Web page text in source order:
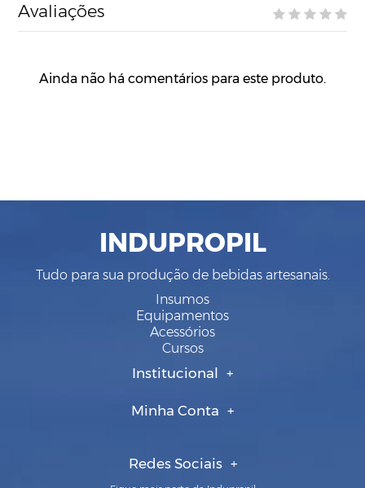
Avaliações
Ainda não há comentários para este produto.
INDUPROPIL
Tudo para sua produção de bebidas artesanais.
Insumos
Equipamentos
Acessórios
Cursos
Institucional
Minha Conta
Redes Sociais